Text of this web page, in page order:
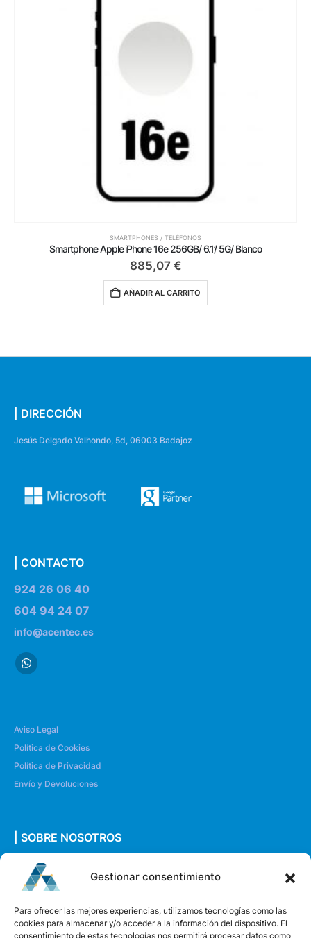
Gestionar consentimiento
Para ofrecer las mejores experiencias, utilizamos tecnologías como las
cookies para almacenar y/o acceder a la información del dispositivo. El
consentimiento de estas tecnologías nos permitirá procesar datos como
SMARTPHONES / TELÉFONOS
Smartphone Apple iPhone 16e 256GB/ 6.1’/ 5G/ Blanco
885,07 €
AÑADIR AL CARRITO
| DIRECCIÓN
Jesús Delgado Valhondo, 5d, 06003 Badajoz
| CONTACTO
924 26 06 40
604 94 24 07
info@acentec.es
Aviso Legal
Política de Cookies
Política de Privacidad
Envío y Devoluciones
| SOBRE NOSOTROS
Quiénes somos
Envíanos un mensaje